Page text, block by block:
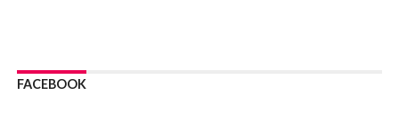
06 sierpnia 2026
POWIAT BRZESKI. W Wytrzyszczce karetka zderzyła się z
FACEBOOK